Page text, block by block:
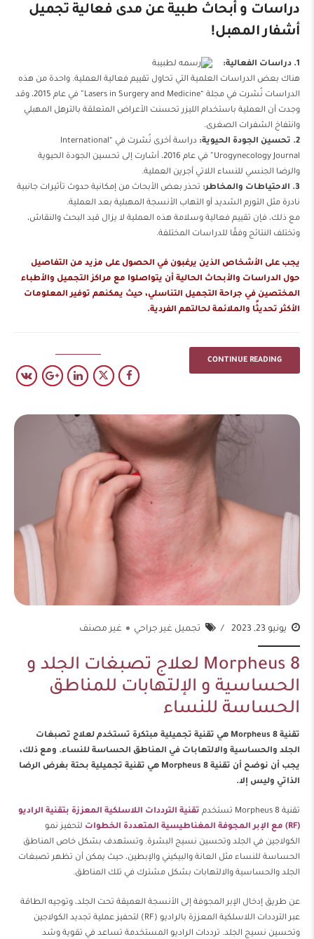
دراسات و أبحاث طبية عن مدى فعالية تجميل
أشفار المهبل!
1. دراسات الفعالية:
هناك بعض الدراسات العلمية التي تحاول تقييم فعالية العملية. واحدة من هذه
الدراسات نُشرت في مجلة “Lasers in Surgery and Medicine” في عام 2015، وقد
وجدت أن العملية باستخدام الليزر تحسنت الأعراض المتعلقة بالترهل المهبلي
وانتفاخ الشفرات الصغرى.
2. تحسين الجودة الحيوية:
دراسة أخرى نُشرت في “International
Urogynecology Journal” في عام 2016، أشارت إلى تحسين الجودة الحيوية
والرضا الجنسي للنساء اللاتي أجرين العملية.
3. الاحتياطات والمخاطر:
تحذر بعض الأبحاث من إمكانية حدوث تأثيرات جانبية
نادرة مثل التورم الشديد أو التهاب الأنسجة المهبلية بعد العملية.
مع ذلك، فإن تقييم فعالية وسلامة هذه العملية لا يزال قيد البحث والنقاش،
وتختلف النتائج وفقًا للدراسات المختلفة.
يجب على الأشخاص الذين يرغبون في الحصول على مزيد من التفاصيل
حول الدراسات والأبحاث الحالية أن يتواصلوا مع مراكز التجميل والأطباء
المختصين في جراحة التجميل التناسلي، حيث يمكنهم توفير المعلومات
الأكثر تحديثًا والملائمة لحالتهم الفردية.
CONTINUE READING
يونيو 23, 2023 تجميل غير جراحي غير مصنف
Morpheus 8 لعلاج تصبغات الجلد و
الحساسية و الإلتهابات للمناطق
الحساسة للنساء
تقنية Morpheus 8 هي تقنية تجميلية مبتكرة تستخدم لعلاج تصبغات
الجلد والحساسية والالتهابات في المناطق الحساسة للنساء. ومع ذلك،
يجب أن نوضح أن تقنية Morpheus 8 هي تقنية تجميلية بحتة بغرض الرضا
الذاتي وليس إلا.
تقنية Morpheus 8 تستخدم
تقنية الترددات اللاسلكية المعززة بتقنية الراديو
(RF) مع الإبر المجوفة المغناطيسية المتعددة الخطوات
لتحفيز نمو
الكولاجين في الجلد وتحسين نسيج البشرة. وتستهدف بشكل خاص المناطق
الحساسة للنساء مثل العانة والبيكيني والإبطين، حيث يمكن أن تظهر تصبغات
الجلد والحساسية والالتهابات بشكل مشترك في تلك المناطق.
عن طريق إدخال الإبر المجوفة إلى الأنسجة العميقة تحت الجلد، وتوجيه الطاقة
عبر الترددات اللاسلكية المعززة بالراديو (RF) لتحفيز عملية تجديد الكولاجين
وتحسين نسيج الجلد. ترددات الراديو المستخدمة تساعد في تقوية وشد